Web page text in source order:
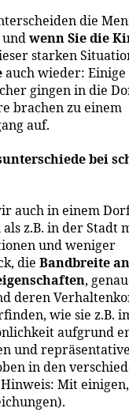
die
wenn Sie die
starken
auch wieder: Einige
gingen in die
brachen zu einem
auf.
bei
auch in einem
z.B. in der Stadt
und weniger
die Bandbreite an
,
deren
wie sie z.B.
aufgrund
und
in den
Mit